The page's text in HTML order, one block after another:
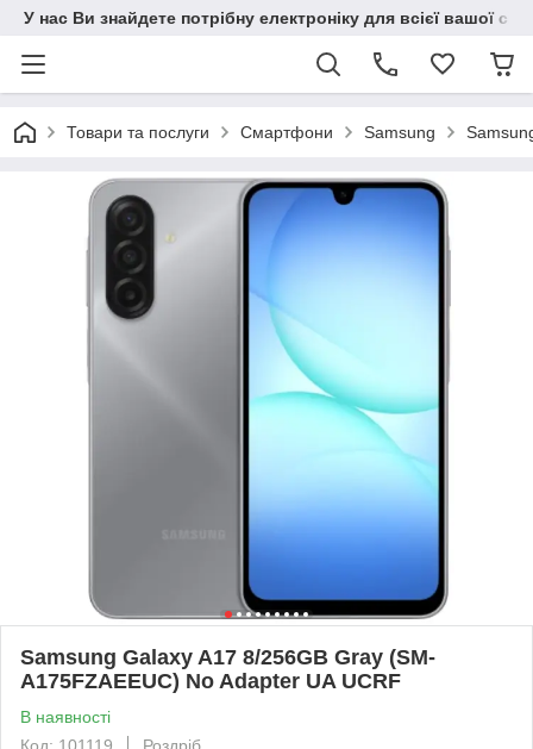
У нас Ви знайдете потрібну електроніку для всієї вашої
Товари та послуги Смартфони Samsung
Samsung Galaxy A17 8/256GB Gray (SM-
A175FZAEEUC) No Adapter UA UCRF
В наявності
Код: 101119
Роздріб